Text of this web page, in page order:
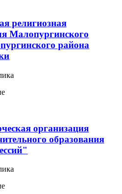
религиозная
Малопургинского
района
организация
образования